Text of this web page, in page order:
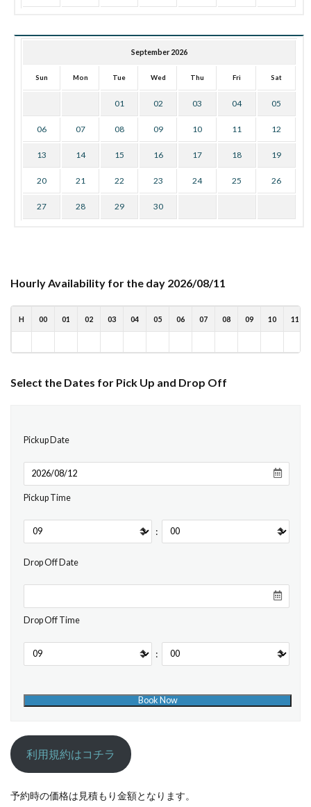
September 2026
Sun Mon Tue Wed Thu Fri Sat
01 02 03 04 05
06 07 08 09 10 11 12
13 14 15 16 17 18 19
20 21 22 23 24 25 26
27 28 29 30
Hourly Availability for the day 2026/08/11
H 00 01 02 03 04 05 06 07 08 09 10 11
Select the Dates for Pick Up and Drop Off
Pickup Date
Pickup Time
:
Drop Off Date
Drop Off Time
:
利用規約はコチラ
予約時の価格は見積もり金額となります。